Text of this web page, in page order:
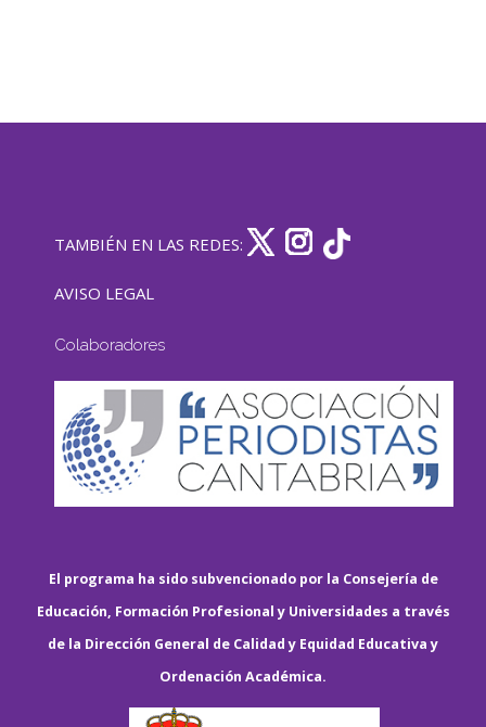
TAMBIÉN EN LAS REDES:
AVISO LEGAL
Colaboradores
El programa ha sido subvencionado por la Consejería de
Educación, Formación Profesional y Universidades a través
de la Dirección General de Calidad y Equidad Educativa y
Ordenación Académica.